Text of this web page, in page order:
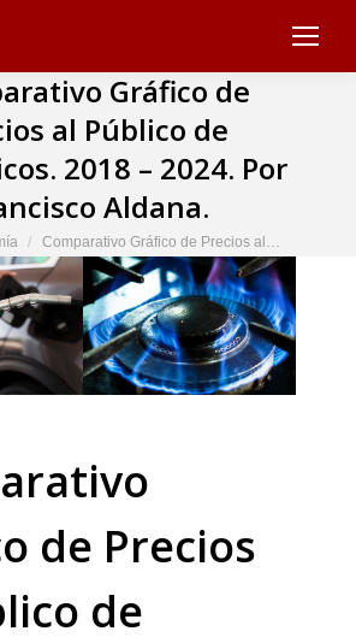
Gráfico de
al Público de
2018 – 2024. Por
Aldana.
Comparativo Gráfico de Precios al…
de Precios
de